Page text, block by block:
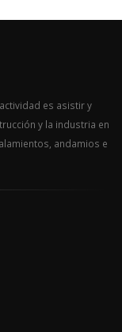
es asistir y
y la industria en
andamios e